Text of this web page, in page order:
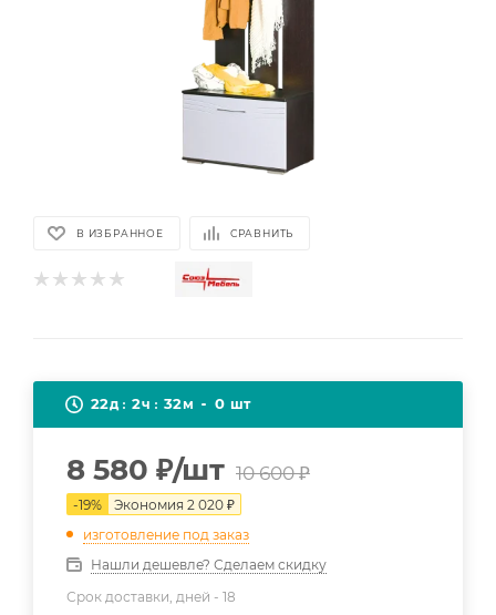
В ИЗБРАННОЕ СРАВНИТЬ
22д 2ч 32м 0 шт
8 580 ₽/шт 10 600₽
-19% Экономия 2 020 ₽
изготовление под заказ
Нашли дешевле? Сделаем скидку
Срок доставки, дней - 18